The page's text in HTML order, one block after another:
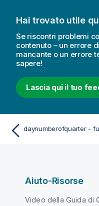
Hai trovato utile
Se riscontri problemi
contenuto – un errore
mancante o un errore
sapere!
Lascia qui il tuo
Aiuto-Risorse
Video della Guida di